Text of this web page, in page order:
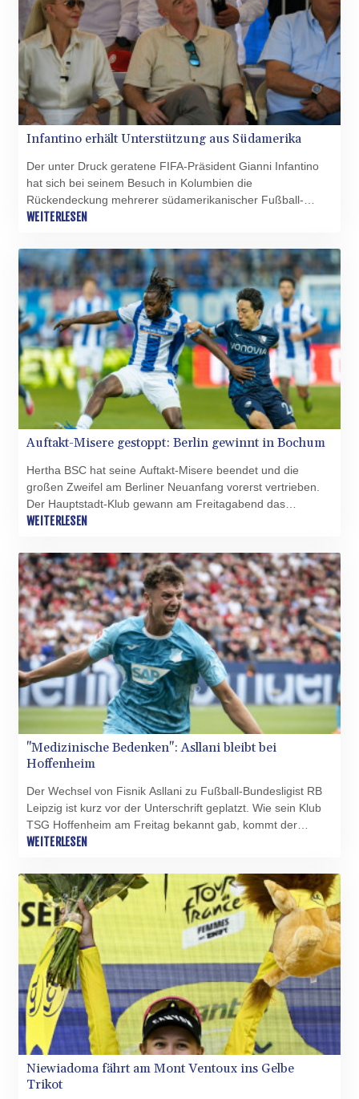
Infantino erhält Unterstützung aus Südamerika
Der unter Druck geratene FIFA-Präsident Gianni Infantino
hat sich bei seinem Besuch in Kolumbien die
Rückendeckung mehrerer südamerikanischer Fußball-
Verbände gesichert. Allen voran Alejandro Dominguez,
sich nach einem Treffen in Cali versöhnlich. Dominguez
betonte die Verdienste Infantinos und warb zugleich für
einen konstruktiven Umgang innerhalb des internationalen
Fußballs.
WEITERLESEN
Auftakt-Misere gestoppt: Berlin gewinnt in Bochum
Hertha BSC hat seine Auftakt-Misere beendet und die
großen Zweifel am Berliner Neuanfang vorerst vertrieben.
Der Hauptstadt-Klub gewann am Freitagabend das
Eröffnungsspiel der 2. Fußball-Bundesliga mit 1:0 (1:0) beim
großen personellen Aderlass und gewann erstmals seit
sechs Jahren wieder am ersten Spieltag.
WEITERLESEN
"Medizinische Bedenken": Asllani bleibt bei
Hoffenheim
Der Wechsel von Fisnik Asllani zu Fußball-Bundesligist RB
Leipzig ist kurz vor der Unterschrift geplatzt. Wie sein Klub
TSG Hoffenheim am Freitag bekannt gab, kommt der
Transfer aufgrund "medizinischer Bedenken, die Leipzig
WEITERLESEN
Niewiadoma fährt am Mont Ventoux ins Gelbe
Trikot